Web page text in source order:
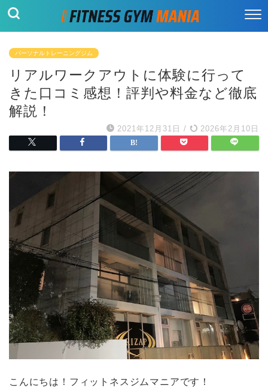
パーソナルトレーニングジム
リアルワークアウトに体験に行って
きた口コミ感想！評判や料金など徹底
解説！
2021年12月31日 / 2026年2月10日
こんにちは！フィットネスジムマニアです！